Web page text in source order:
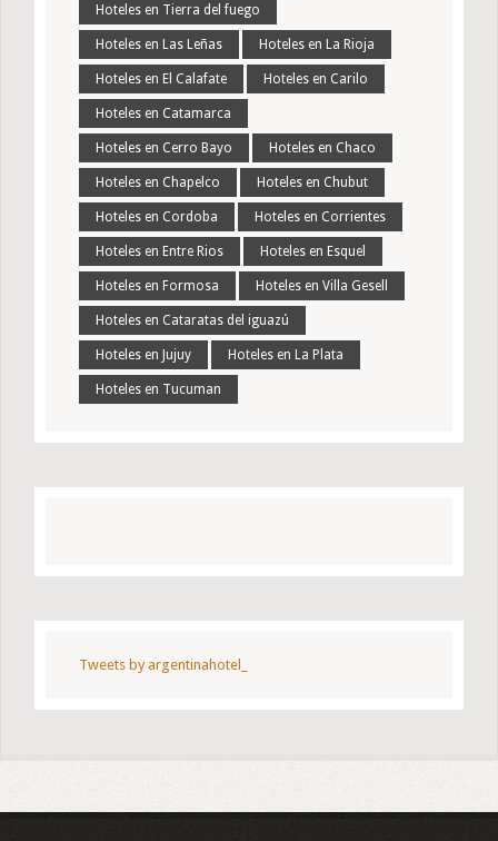
Hoteles en Tierra del fuego
Hoteles en Las Leñas Hoteles en La Rioja
Hoteles en El Calafate Hoteles en Carilo
Hoteles en Catamarca
Hoteles en Cerro Bayo Hoteles en Chaco
Hoteles en Chapelco Hoteles en Chubut
Hoteles en Cordoba Hoteles en Corrientes
Hoteles en Entre Rios Hoteles en Esquel
Hoteles en Formosa Hoteles en Villa Gesell
Hoteles en Cataratas del iguazú
Hoteles en Jujuy Hoteles en La Plata
Hoteles en Tucuman
Tweets by argentinahotel_